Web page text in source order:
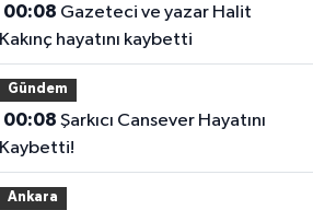
00:08
Kakınç hayatını kaybetti
Gündem
00:08
Kaybetti!
Ankara